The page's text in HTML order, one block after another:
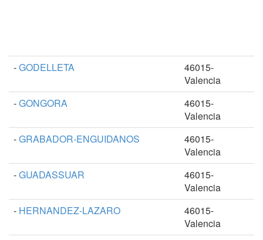
-GODELLETA
46015-
Valencia
-GONGORA
46015-
Valencia
-GRABADOR-ENGUIDANOS
46015-
Valencia
-GUADASSUAR
46015-
Valencia
- HERNANDEZ-LAZARO
46015-
Valencia